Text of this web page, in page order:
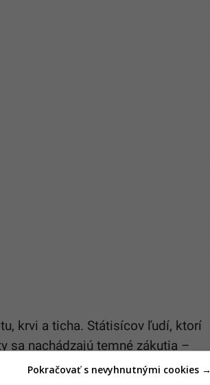
krvi a ticha. Státisícov ľudí, ktorí
sa nachádzajú temné zákutia –
rozdiely, pokrytectvo v otázkach
Pokračovať s nevyhnutnými cookies →